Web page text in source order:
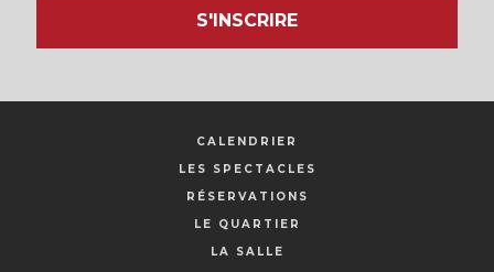
S'INSCRIRE
CALENDRIER
LES SPECTACLES
RÉSERVATIONS
LE QUARTIER
LA SALLE